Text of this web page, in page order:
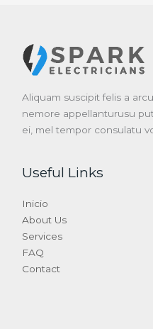
Aliquam suscipit felis a
nemore appellanturusu
ei, mel tempor consulatu
Useful Links
Inicio
About Us
Services
FAQ
Contact